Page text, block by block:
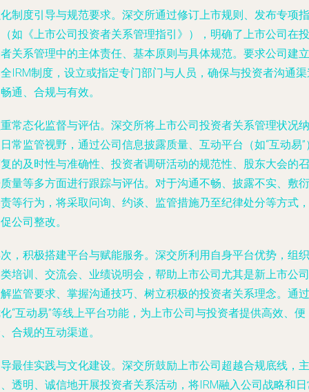
制度引导与规范要求。深交所通过修订上市规则、发布专项指
如《上市公司投资者关系管理指引》），明确了上市公司在投
关系管理中的主体责任、基本原则与具体规范。要求公司建立
IRM制度，设立或指定专门部门与人员，确保与投资者沟通
通、合规与有效。
常态化监督与评估。深交所将上市公司投资者关系管理状况纳
常监管视野，通过公司信息披露质量、互动平台（如“互动易”
的及时性与准确性、投资者调研活动的规范性、股东大会的召
量等多方面进行跟踪与评估。对于沟通不畅、披露不实、敷衍
等行为，将采取问询、约谈、监管措施乃至纪律处分等方式，
公司整改。
，积极搭建平台与赋能服务。深交所利用自身平台优势，组织
培训、交流会、业绩说明会，帮助上市公司尤其是新上市公司
监管要求、掌握沟通技巧、树立积极的投资者关系理念。通过
“互动易”等线上平台功能，为上市公司与投资者提供高效、便
合规的互动渠道。
最佳实践与文化建设。深交所鼓励上市公司超越合规底线，主
透明、诚信地开展投资者关系活动，将IRM融入公司战略和